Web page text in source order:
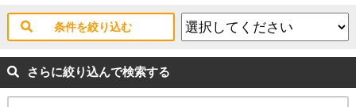
条件を絞り込む
さらに絞り込んで検索する